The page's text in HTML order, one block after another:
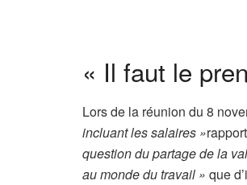
« Il faut le
Lors de la réunion du 8
incluant les salaires »
question du partage de la
au monde du travail » que